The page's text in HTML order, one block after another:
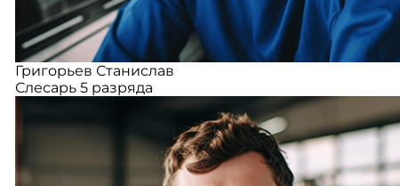
Григорьев Станислав
Слесарь 5 разряда